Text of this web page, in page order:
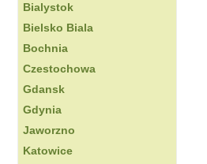
Bialystok
Bielsko Biala
Bochnia
Czestochowa
Gdansk
Gdynia
Jaworzno
Katowice